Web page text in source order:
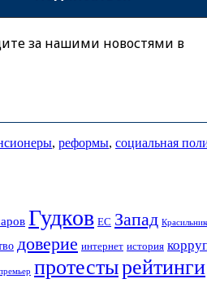
за нашими новостями в
, реформы, социальная
Гудков ЕС Запад
доверие интернет история
протестырейтинги